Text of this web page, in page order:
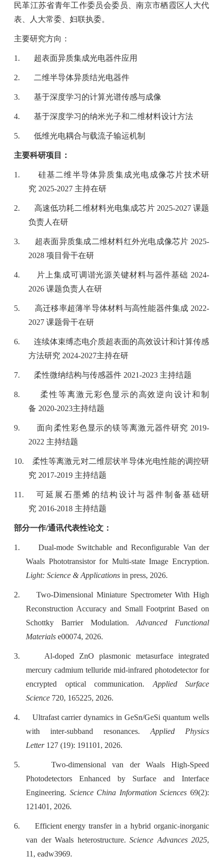
民革江苏省青年工作委员会委员、南京市栖霞区人大代
表、人大常委、妇联执委。
主要研究方向：
1. 超表面异质集成光电器件应用
2. 二维半导体异质结光电器件
3. 基于深度学习的计算光谱传感与成像
4. 基于深度学习的纳米光子和二维材料设计方法
5. 低维光电耦合与载流子输运机制
主要科研项目：
1.
硅基二维半导体异质集成光电成像芯片技术研
究 2025-2027 主持在研
2. 高速低功耗二维材料光电集成芯片2025-2027 课题
负责人在研
3. 超表面异质集成二维材料红外光电成像芯片 2025-
2028 项目骨干在研
4. 片上集成可调谐光源关键材料与器件基础 2024-
2026 课题负责人在研
5. 高迁移率超薄半导体材料与高性能器件集成 2022-
2027 课题骨干在研
6.
连续体束缚态电介质超表面的高效设计和计算传感
方法研究 2024-2027主持在研
7. 柔性微纳结构与传感器件 2021-2023 主持结题
8.
柔性等离激元彩色显示的高效逆向设计和制
备 2020-2023主持结题
9. 面向柔性彩色显示的镁等离激元器件研究 2019-
2022 主持结题
10.
柔性等离激元对二维层状半导体光电性能的调控研
究 2017-2019 主持结题
11.
可延展石墨烯的结构设计与器件制备基础研
究 2016-2018 主持结题
部分一作/通讯代表性论文：
1.
Dual-mode Switchable and Reconfigurable Van der
Waals Phototransistor for Multi-state Image Encryption.
Light: Science & Applications in press, 2026.
2.
Two-Dimensional Miniature Spectrometer With High
Reconstruction Accuracy and Small Footprint Based on
Schottky Barrier Modulation.Advanced Functional
Materials e00074, 2026.
3.
Al-doped ZnO plasmonic metasurface integrated
mercury cadmium telluride mid-infrared photodetector for
encrypted optical communication. Applied Surface
Science 720, 165225, 2026.
4.
Ultrafast carrier dynamics in GeSn/GeSi quantum wells
with inter-subband resonances. Applied Physics
Letter127 (19): 191101, 2026.
5.
Two-dimensional van der Waals High-Speed
Photodetectors Enhanced by Surface and Interface
Engineering. Science China Information Sciences 69(2):
121401, 2026.
6.
Efficient energy transfer in a hybrid organic-inorganic
van der Waals heterostructure. Science Advances 2025,
11, eadw3969.